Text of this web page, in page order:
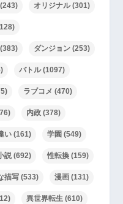
(243) オリジナル(301)
(383) ダンジョン (253)
バトル(1097)
ラブコメ (470)
内政 (378)
い (161) 学園 (549)
説(692) 性転換 (159)
描写 (533) 漫画 (131)
異世界転生 (610)